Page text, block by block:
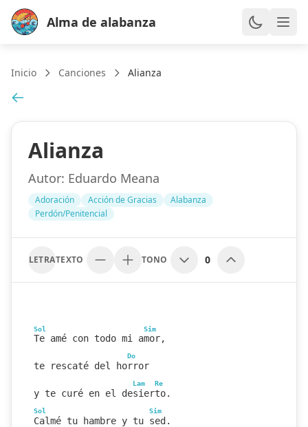
Alma de alabanza
Inicio Canciones Alianza
Alianza
Autor: Eduardo Meana
Adoración Acción de Gracias
Alabanza
Perdón/Penitencial
LETRATEXTO TONO 0
Sol Sim
Te amé con todo mi amor,
Do
te rescaté del horror
Lam Re
y te curé en el desierto.
Sol Sim
Calmé tu hambre y tu sed.